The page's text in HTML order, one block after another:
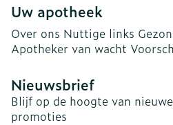
Uw apotheek
Over ons Nuttige links
Apotheker van wacht
Nieuwsbrief
Blijf op de hoogte van
promoties